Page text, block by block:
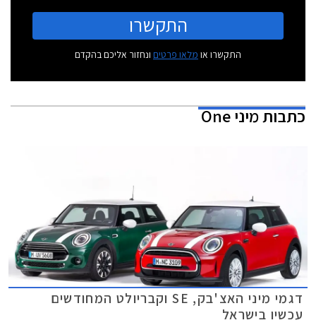
התקשרו
התקשרו או מלאו פרטים ונחזור אליכם בהקדם
כתבותמיני One
דגמי מיני האצ'בק, SE וקבריולט המחודשים
עכשיו בישראל